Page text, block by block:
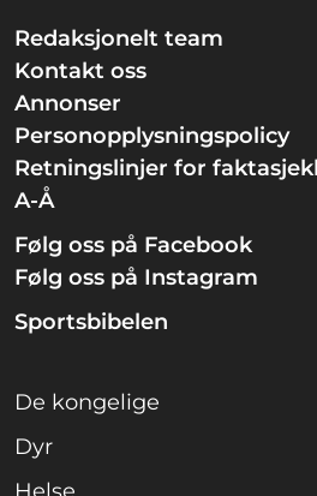
Redaksjonelt team
Kontakt oss
Annonser
Personopplysningspolicy
Retningslinjer for
A-Å
Følg oss på Facebook
Følg oss på Instagram
Sportsbibelen
De kongelige
Dyr